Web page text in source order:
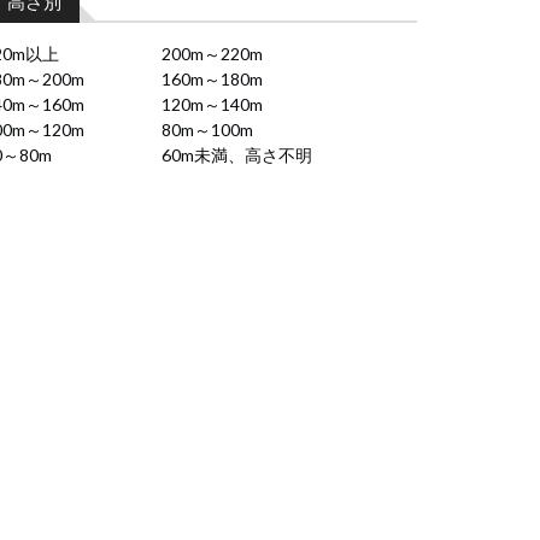
以上
200m～220m
～200m
160m～180m
～160m
120m～140m
～120m
80m～100m
80m
60m未満、高さ不明